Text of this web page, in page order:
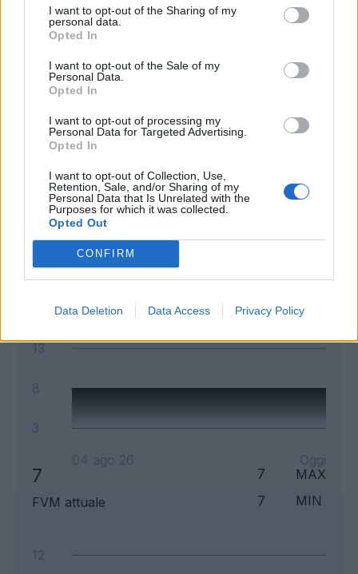
I want to opt-out of the Sharing of my
personal data.
Opted In
I want to opt-out of the Sale of my
Personal Data.
Opted In
I want to opt-out of processing my
Personal Data for Targeted Advertising.
Opted In
I want to opt-out of Collection, Use,
Retention, Sale, and/or Sharing of my
Personal Data that Is Unrelated with the
Purposes for which it was collected.
Opted Out
CONFIRM
Data Deletion Data Access Privacy Policy
Andamento FantaValore di Mercato
8
13
8
3
04 ago 26
Oggi
7
FVM attuale
7 MAX
7 MIN